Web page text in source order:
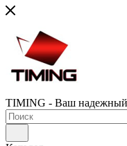
TIMING - Ваш надежный